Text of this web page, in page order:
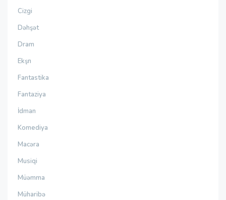
Cizgi
Dəhşət
Dram
Ekşn
Fantastika
Fantaziya
İdman
Komediya
Macəra
Musiqi
Müəmma
Müharibə